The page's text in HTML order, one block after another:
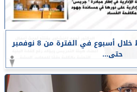
أبرز أخبار جامعة أسيوط خلال أسبوع في الفترة من 8 نوفمبر
حتى...